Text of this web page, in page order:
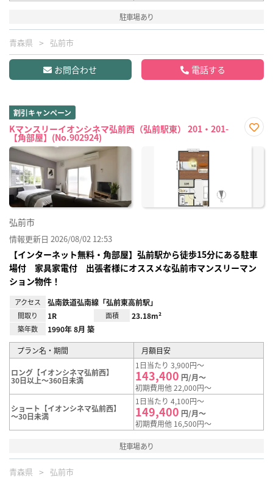
駐車場あり
青森県 弘前市
お問合わせ 電話する
割引キャンペーン
Kマンスリーイオンシネマ弘前西（弘前駅東） 201・201-
【角部屋】(No.902924)
に入
弘前市
情報更新日 2026/08/02 12:53
【インターネット無料・角部屋】弘前駅から徒歩15分にある駐車
場付 家具家電付 出張者様にオススメな弘前市マンスリーマン
ション物件！
アクセス 弘南鉄道弘南線「弘前東高前駅」
間取り 1R 面積 23.18m²
築年数 1990年 8月 築
プラン名・期間 月額目安
ロング【イオンシネマ弘前西】
30日以上～360日未満
1日当たり 3,900円～
143,400 円/月～
初期費用他 22,000円～
ショート【イオンシネマ弘前西】
～30日未満
1日当たり 4,100円～
149,400 円/月～
初期費用他 16,500円～
駐車場あり
青森県 弘前市